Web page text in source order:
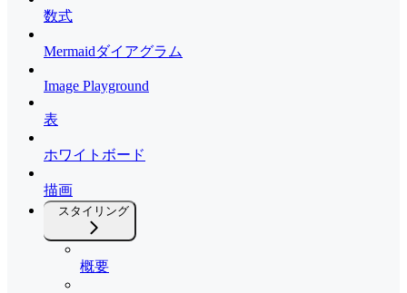
数式
Mermaidダイアグラム
Image Playground
表
ホワイトボード
描画
スタイリング
概要